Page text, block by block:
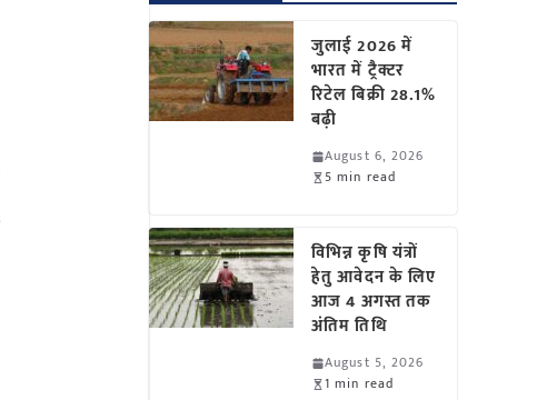
जुलाई 2026 में
भारत में ट्रैक्टर
रिटेल बिक्री 28.1%
बढ़ी
August 6, 2026
5 min read
विभिन्न कृषि यंत्रों
हेतु आवेदन के लिए
आज 4 अगस्त तक
अंतिम तिथि
August 5, 2026
1 min read